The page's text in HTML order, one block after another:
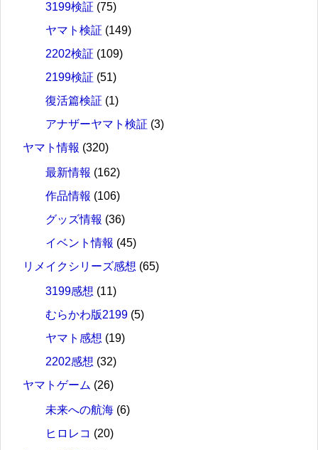
3199検証 (75)
ヤマト検証 (149)
2202検証 (109)
2199検証 (51)
復活篇検証 (1)
アナザーヤマト検証 (3)
ヤマト情報 (320)
最新情報 (162)
作品情報 (106)
グッズ情報 (36)
イベント情報 (45)
リメイクシリーズ感想 (65)
3199感想 (11)
むらかわ版2199 (5)
ヤマト感想 (19)
2202感想 (32)
ヤマトゲーム (26)
未来への航海 (6)
ヒロレコ (20)